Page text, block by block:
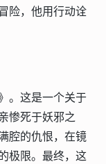
险，他用行动诠
。这是一个关于
惨死于妖邪之
腔的仇恨，在镜
极限。最终，这